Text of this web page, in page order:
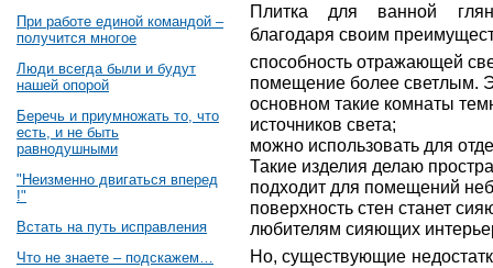
При работе единой командой –
получится многое
Люди всегда были и будут
нашей опорой
Беречь и приумножать то, что
есть, и не быть
равнодушными
"Неизменно двигаться вперед
!"
Встать на путь исправления
Что не знаете – подскажем…
Плитка для ванной
благодаря своим
способность отражающей
помещение более светлым.
основном такие комнаты
источников света;
можно использовать для
Такие изделия делаю
подходит для помещений
поверхность стен станет
любителям сияющих
Но, существующие